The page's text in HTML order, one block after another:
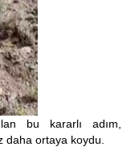
bu kararlı adım,
ortaya koydu.